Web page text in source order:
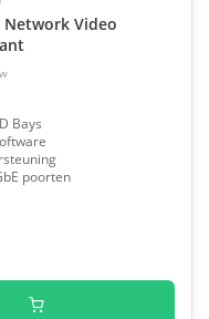
Video
Bays
poorten